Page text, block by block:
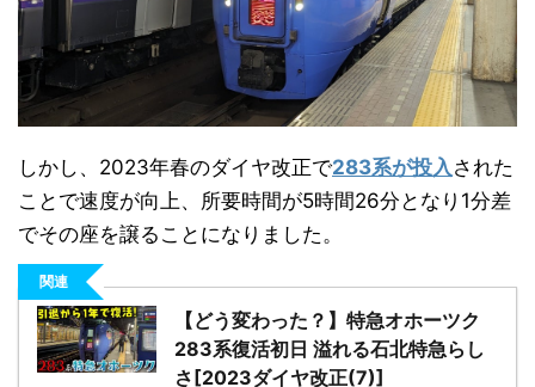
しかし、2023年春のダイヤ改正で283系が投入された
ことで速度が向上、所要時間が5時間26分となり1分差
でその座を譲ることになりました。
関連
【どう変わった？】特急オホーツク
283系復活初日 溢れる石北特急らし
さ[2023ダイヤ改正(7)]